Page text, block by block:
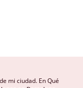
mi ciudad. En Qué